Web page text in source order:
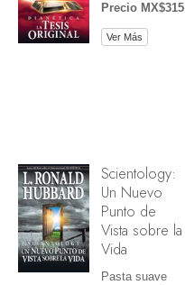
Precio MX$315
Ver Más
Scientology:
Un Nuevo
Punto de
Vista sobre la
Vida
Pasta suave